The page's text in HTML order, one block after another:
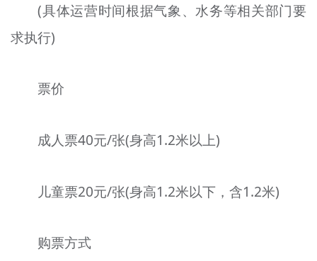
(具体运营时间根据气象、水务等相关部门要
求执行)
票价
成人票40元/张(身高1.2米以上)
儿童票20元/张(身高1.2米以下，含1.2米)
购票方式